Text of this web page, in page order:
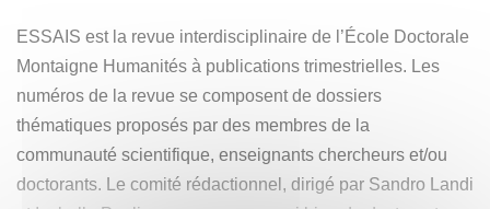
ESSAIS est la revue interdisciplinaire de l’École Doctorale
Montaigne Humanités à publications trimestrielles. Les
numéros de la revue se composent de dossiers
thématiques proposés par des membres de la
communauté scientifique, enseignants chercheurs et/ou
doctorants. Le comité rédactionnel, dirigé par Sandro Landi